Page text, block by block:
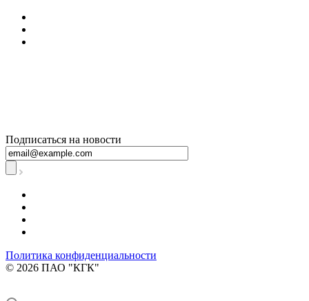
Подписаться на новости
Политика конфиденциальности
© 2026 ПАО "КГК"